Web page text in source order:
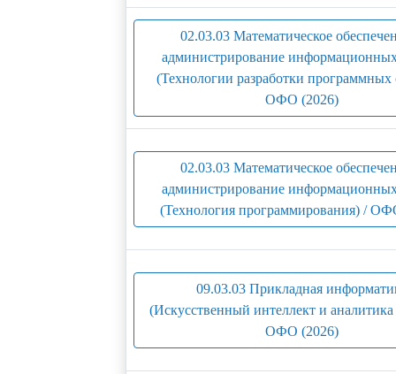
02.03.03 Математическое
администрирование
(Технологии разработки программных
ОФО (2026)
02.03.03 Математическое
администрирование
(Технология программирования) /
09.03.03 Прикладная
(Искусственный интеллект и
ОФО (2026)